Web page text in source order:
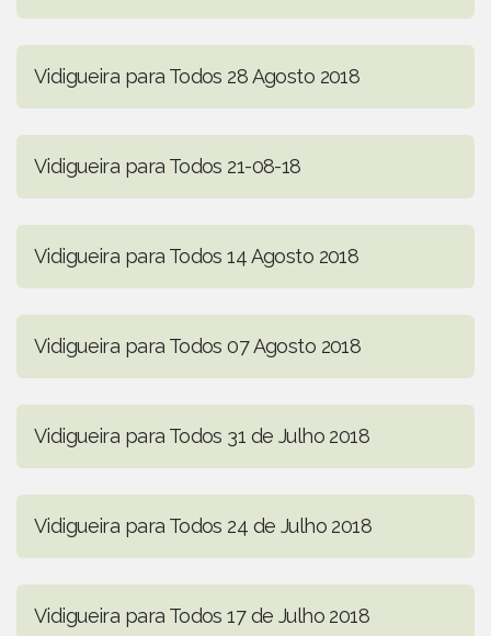
Vidigueira para Todos 28 Agosto 2018
Vidigueira para Todos 21-08-18
Vidigueira para Todos 14 Agosto 2018
Vidigueira para Todos 07 Agosto 2018
Vidigueira para Todos 31 de Julho 2018
Vidigueira para Todos 24 de Julho 2018
Vidigueira para Todos 17 de Julho 2018